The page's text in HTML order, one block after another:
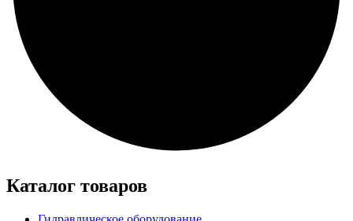
Каталог товаров